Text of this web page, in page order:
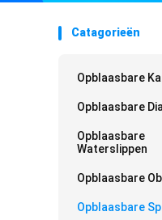
Catagorieën
Opblaasbare
Opblaasbare
Opblaasbare
Waterslippen
Opblaasbare
Opblaasbare